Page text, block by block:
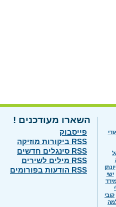
יונתן
ישי
קובי
השארו מעודכנים !
פייסבוק
RSS ביקורות מוזיקה
RSS סינגלים חדשים
RSS מילים לשירים
RSS הודעות בפורומים